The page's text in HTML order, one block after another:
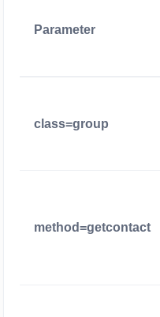
Parameter
class=group
method=getcontact